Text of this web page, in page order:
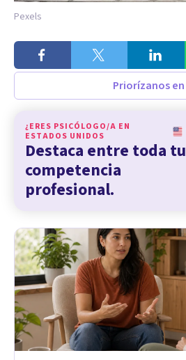
Pexels
Priorízanos en
¿ERES PSICÓLOGO/A EN
ESTADOS UNIDOS
Destaca entre toda tu
competencia
profesional.